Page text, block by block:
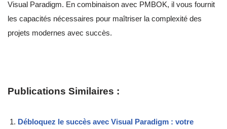
Visual Paradigm. En combinaison avec PMBOK, il vous fournit
les capacités nécessaires pour maîtriser la complexité des
projets modernes avec succès.
Publications Similaires :
Débloquez le succès avec Visual Paradigm : votre